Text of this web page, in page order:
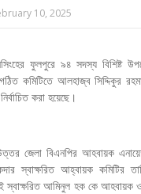
10, 2025
ফুলপুরে ৯৪ সদস্য বিশিষ্ট
কমিটিতে আলহাজ্ব সিদ্দিকুর
করা হয়েছে।
জেলা বিএনপির আহবায়ক
স্বাক্ষরিত আহ্বায়ক কমিটির
স্বাক্ষরিত আমিনুল হক কে আহবায়ক